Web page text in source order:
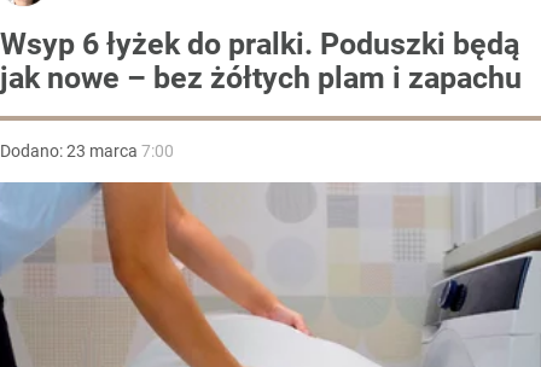
Wsyp 6 łyżek do pralki. Poduszki będą
jak nowe – bez żółtych plam i zapachu
Dodano:23 marca 7:00